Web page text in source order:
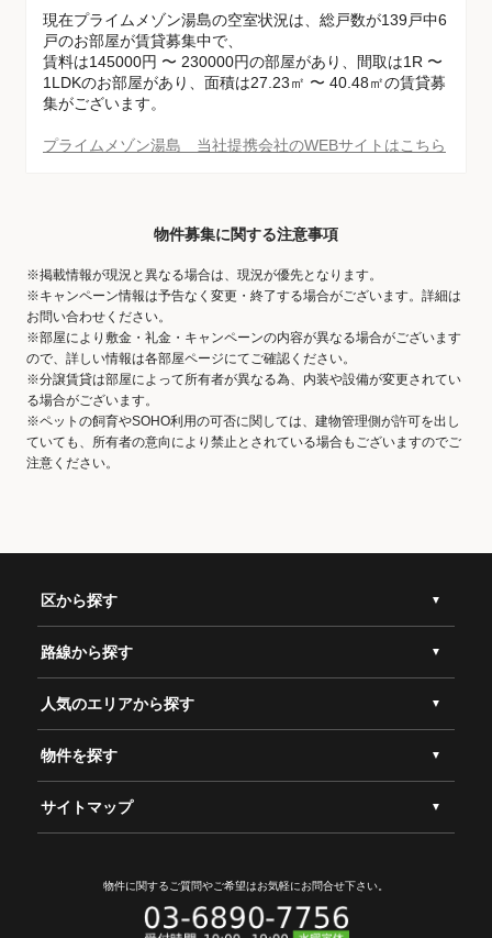
現在プライムメゾン湯島の空室状況は、総戸数が139戸中6
戸のお部屋が賃貸募集中で、
賃料は145000円 〜 230000円の部屋があり、間取は1R 〜
1LDKのお部屋があり、面積は27.23㎡ 〜 40.48㎡の賃貸募
集がございます。
プライムメゾン湯島 当社提携会社のWEBサイトはこちら
物件募集に関する注意事項
※掲載情報が現況と異なる場合は、現況が優先となります。
※キャンペーン情報は予告なく変更・終了する場合がございます。詳細は
お問い合わせください。
※部屋により敷金・礼金・キャンペーンの内容が異なる場合がございます
ので、詳しい情報は各部屋ページにてご確認ください。
※分譲賃貸は部屋によって所有者が異なる為、内装や設備が変更されてい
る場合がございます。
※ペットの飼育やSOHO利用の可否に関しては、建物管理側が許可を出し
ていても、所有者の意向により禁止とされている場合もございますのでご
注意ください。
区から探す
路線から探す
人気のエリアから探す
物件を探す
サイトマップ
物件に関するご質問やご希望はお気軽にお問合せ下さい。